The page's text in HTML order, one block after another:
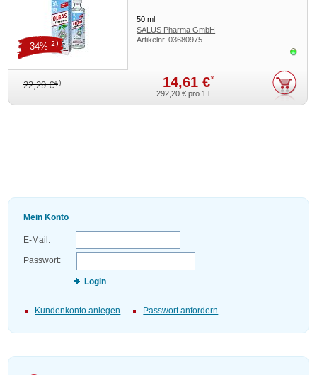
50ml
SALUS Pharma GmbH
Artikelnr.03680975
22,29 €4) 14,61 €*
- 34% 2)
292,20 € pro 1 l
Mein Konto
E-Mail:
Passwort:
Login
Kundenkonto anlegen Passwort anfordern